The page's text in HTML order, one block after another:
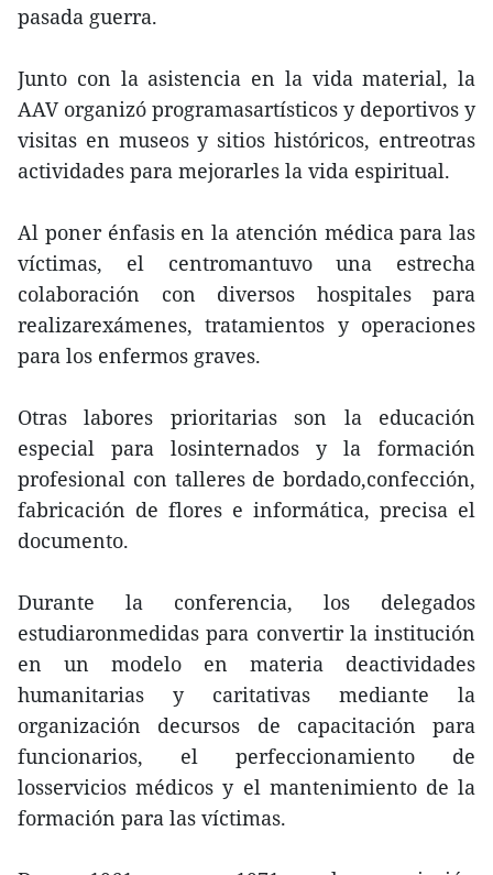
pasada guerra.
Junto con la asistencia en la vida material, la
AAV organizó programasartísticos y deportivos y
visitas en museos y sitios históricos, entreotras
actividades para mejorarles la vida espiritual.
Al poner énfasis en la atención médica para las
víctimas, el centromantuvo una estrecha
colaboración con diversos hospitales para
realizarexámenes, tratamientos y operaciones
para los enfermos graves.
Otras labores prioritarias son la educación
especial para losinternados y la formación
profesional con talleres de bordado,confección,
fabricación de flores e informática, precisa el
documento.
Durante la conferencia, los delegados
estudiaronmedidas para convertir la institución
en un modelo en materia deactividades
humanitarias y caritativas mediante la
organización decursos de capacitación para
funcionarios, el perfeccionamiento de
losservicios médicos y el mantenimiento de la
formación para las víctimas.